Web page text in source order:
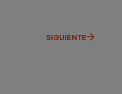
SIGUIENTE